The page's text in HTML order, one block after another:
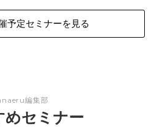
予定セミナーを見る
編集部
めセミナー